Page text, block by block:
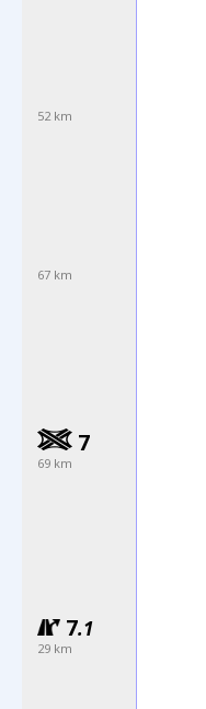
52 km
67 km
7
69 km
7.1
29 km